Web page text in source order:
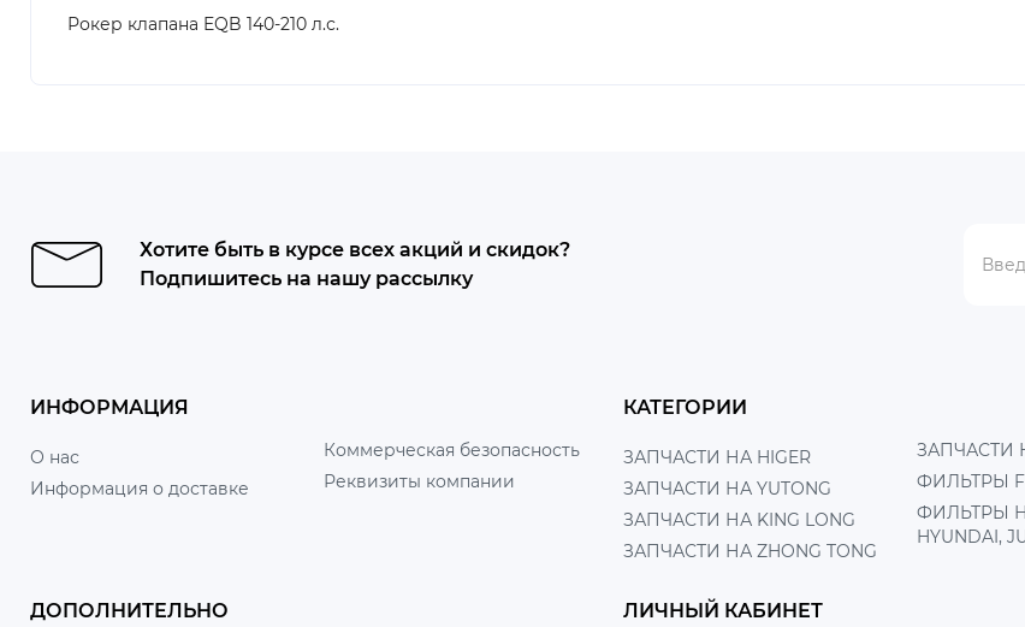
Рокер клапана EQB 140-210 л.с.
Хотите быть в курсе всех акций и скидок?
Подпишитесь на нашу рассылку
ИНФОРМАЦИЯ
О нас
Информация о доставке
Коммерческая безопасность
Реквизиты компании
КАТЕГОРИИ
ЗАПЧАСТИ НА HIGER
ЗАПЧАСТИ НА YUTONG
ЗАПЧАСТИ НА KING LONG
ЗАПЧАСТИ НА ZHONG TONG
ЗАПЧАСТИ
ФИЛЬТРЫ
ФИЛЬТРЫ
HYUNDAI,
ДОПОЛНИТЕЛЬНО ЛИЧНЫЙ КАБИНЕТ